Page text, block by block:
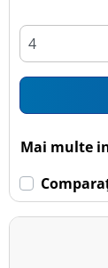
Mai multe